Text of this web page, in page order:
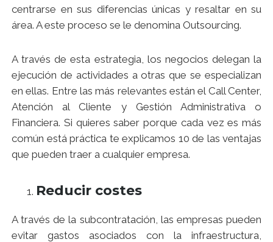
centrarse en sus diferencias únicas y resaltar en su
área. A este proceso se le denomina Outsourcing.
A través de esta estrategia, los negocios delegan la
ejecución de actividades a otras que se especializan
en ellas. Entre las más relevantes están el Call Center,
Atención al Cliente y Gestión Administrativa o
Financiera. Si quieres saber porque cada vez es más
común está práctica te explicamos 10 de las ventajas
que pueden traer a cualquier empresa.
Reducir costes
A través de la subcontratación, las empresas pueden
evitar gastos asociados con la infraestructura,